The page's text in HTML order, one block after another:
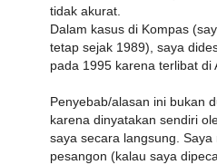
tidak akurat.
Dalam kasus di Kompas
tetap sejak 1989), saya
pada 1995 karena terlibat di
Penyebab/alasan ini bukan
karena dinyatakan sendiri
saya secara langsung.
pesangon (kalau saya